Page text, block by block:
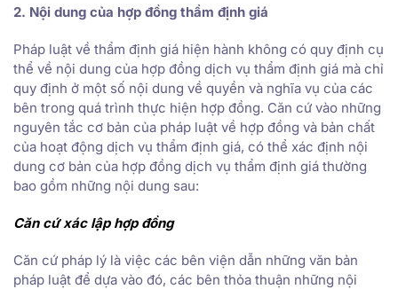
2. Nội dung của hợp đồng thẩm định giá
Pháp luật về thẩm định giá hiện hành không có quy định cụ
thể về nội dung của hợp đồng dịch vụ thẩm định giá mà chỉ
quy định ở một số nội dung về quyền và nghĩa vụ của các
bên trong quá trình thực hiện hợp đồng. Căn cứ vào những
nguyên tắc cơ bản của pháp luật về hợp đồng và bản chất
của hoạt động dịch vụ thẩm định giá, có thể xác định nội
dung cơ bản của hợp đồng dịch vụ thẩm định giá thường
bao gồm những nội dung sau:
Căn cứ xác lập hợp đồng
Căn cứ pháp lý là việc các bên viện dẫn những văn bản
pháp luật để dựa vào đó, các bên thỏa thuận những nội